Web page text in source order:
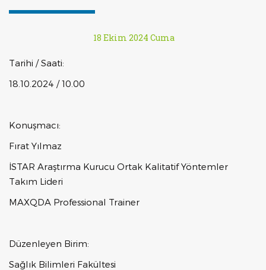
18 Ekim 2024 Cuma
Tarihi / Saati:
18.10.2024 / 10.00
Konuşmacı:
Fırat Yılmaz
İSTAR Araştırma Kurucu Ortak Kalitatif Yöntemler
Takım Lideri
MAXQDA Professional Trainer
Düzenleyen Birim:
Sağlık Bilimleri Fakültesi